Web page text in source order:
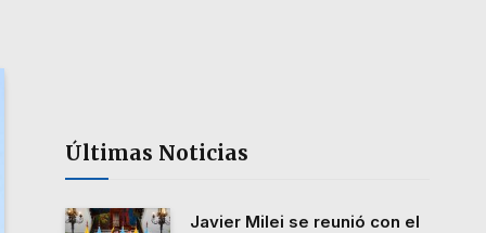
Últimas Noticias
Javier Milei se reunió con el